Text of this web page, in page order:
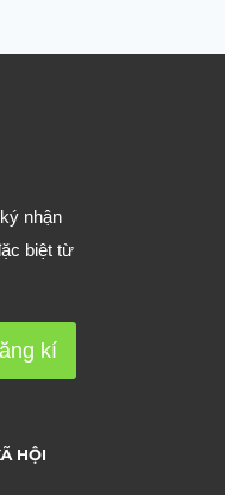
nhận
biệt từ
kí
HỘI